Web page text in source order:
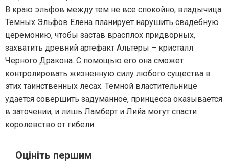
В краю эльфов между тем не все спокойно, владычица
Темных Эльфов Елена планирует нарушить свадебную
церемонию, чтобы застав врасплох придворных,
захватить древний артефакт Альтеры – кристалл
Черного Дракона. С помощью его она сможет
контролировать жизненную силу любого существа в
этих таинственных лесах. Темной властительнице
удается совершить задуманное, принцесса оказывается
в заточении, и лишь Ламберт и Лийа могут спасти
королевство от гибели.
Оцініть першим